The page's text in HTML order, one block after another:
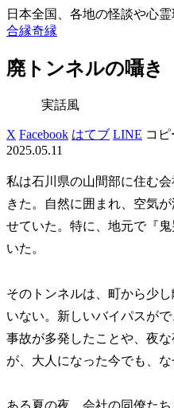
日本全国、各地の怪談や心
合縁奇縁
廃トンネルの囁き
実話風
X Facebook はてブ LINE コピ
2025.05.11
私は石川県の山間部に住む
きた。自然に囲まれ、空気
せていた。特に、地元で『
いた。
そのトンネルは、町から少
いない。新しいバイパスが
事故が多発したことや、夜
が、大人になった今でも、